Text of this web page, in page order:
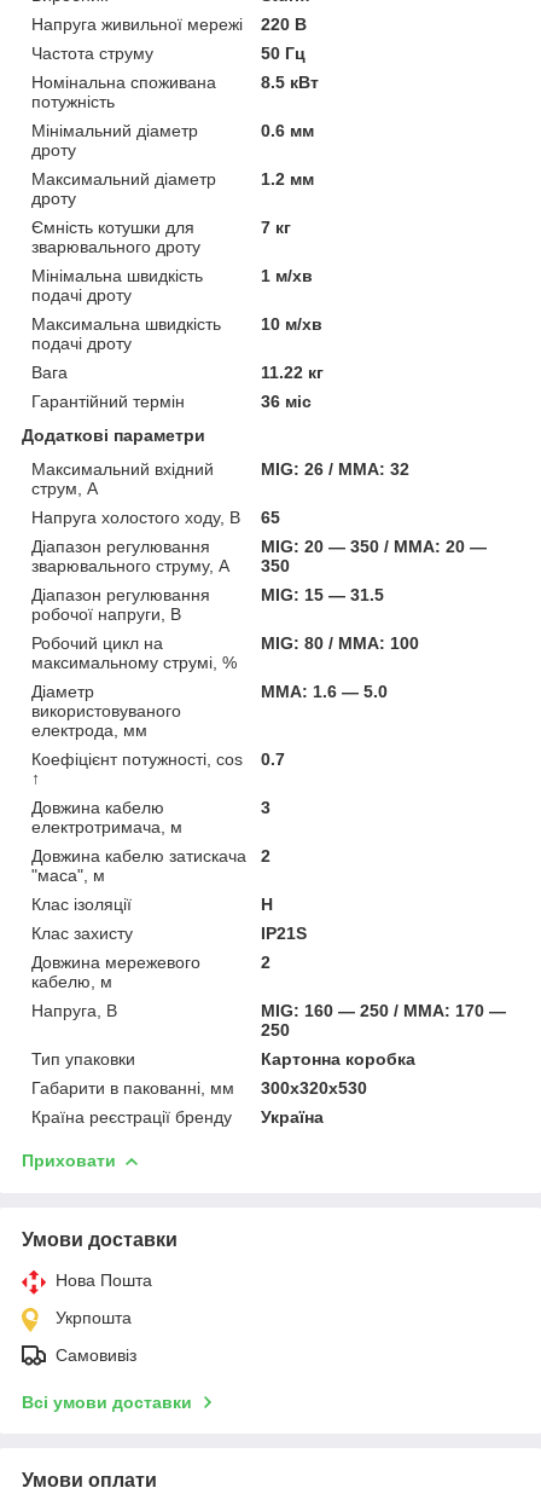
Напруга живильної мережі
220 В
Частота струму
50 Гц
Номінальна споживана
потужність
8.5 кВт
Мінімальний діаметр
дроту
0.6 мм
Максимальний діаметр
дроту
1.2 мм
Ємність котушки для
зварювального дроту
7 кг
Мінімальна швидкість
подачі дроту
1 м/хв
Максимальна швидкість
подачі дроту
10 м/хв
Вага
11.22 кг
Гарантійний термін
36 міс
Додаткові параметри
Максимальний вхідний
струм, А
MIG: 26 / MMA: 32
Напруга холостого ходу, В
65
Діапазон регулювання
зварювального струму, А
MIG: 20 — 350 / MMA: 20 —
350
Діапазон регулювання
робочої напруги, В
MIG: 15 — 31.5
Робочий цикл на
максимальному струмі, %
MIG: 80 / MMA: 100
Діаметр
використовуваного
електрода, мм
MMA: 1.6 — 5.0
Коефіцієнт потужності, cos
↑
0.7
Довжина кабелю
електротримача, м
3
Довжина кабелю затискача
"маса", м
2
Клас ізоляції
H
Клас захисту
IP21S
Довжина мережевого
кабелю, м
2
Напруга, В
MIG: 160 — 250 / MMA: 170 —
250
Тип упаковки
Картонна коробка
Габарити в пакованні, мм
300x320x530
Країна реєстрації бренду
Україна
Приховати
Умови доставки
Нова Пошта
Укрпошта
Самовивіз
Всі умови доставки
Умови оплати